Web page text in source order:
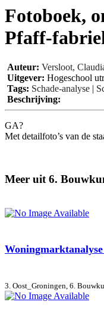
Fotoboek,
Pfaff-
Auteur: Versloot,
Uitgever: Hogeschool
Tags: Schade-analyse |
Beschrijving:
GA?
Met detailfoto’s van de
Meer uit 6.
3. Oost_Groningen, 6.